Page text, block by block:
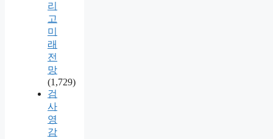
리
고
미
래
전
망
(1,729)
검
사
영
감